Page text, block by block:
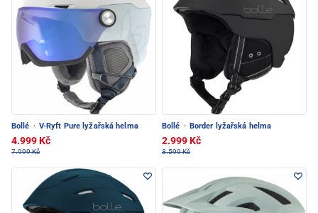
Bollé · V-Ryft Pure lyžařská helma
4.999 Kč
7.999 Kč
Bollé · Border lyžařská helma
2.999 Kč
3.599 Kč